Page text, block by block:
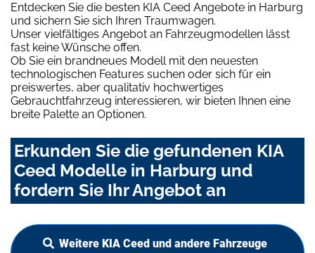
Entdecken Sie die besten KIA Ceed Angebote in Harburg
und sichern Sie sich Ihren Traumwagen.
Unser vielfältiges Angebot an Fahrzeugmodellen lässt
fast keine Wünsche offen.
Ob Sie ein brandneues Modell mit den neuesten
technologischen Features suchen oder sich für ein
preiswertes, aber qualitativ hochwertiges
Gebrauchtfahrzeug interessieren, wir bieten Ihnen eine
breite Palette an Optionen.
Erkunden Sie die gefundenen KIA
Ceed Modelle in Harburg und
fordern Sie Ihr Angebot an
Weitere KIA Ceed und andere Fahrzeuge